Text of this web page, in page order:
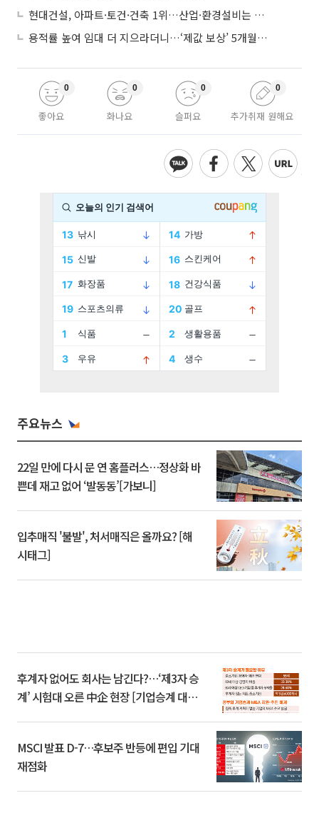
현대건설, 아파트·토건·건축 1위…산업·환경설비는 삼성E&A
용적률 높여 임대 더 지으라더니…‘제값 보상’ 5개월째 국회에 발목
좋아요
0
화나요
0
슬퍼요
0
추가취재 원해요
0
주요뉴스
22일 만에 다시 문 연 홈플러스…정상화 바
쁜데 재고 없어 ‘발동동’[가보니]
입추매직 '불발', 처서매직은 올까요? [해
시태그]
후계자 없어도 회사는 남긴다?…‘제3자 승
계’ 시험대 오른 中企 현장 [기업승계 대전
MSCI 발표 D-7…후보주 반등에 편입 기대
재점화